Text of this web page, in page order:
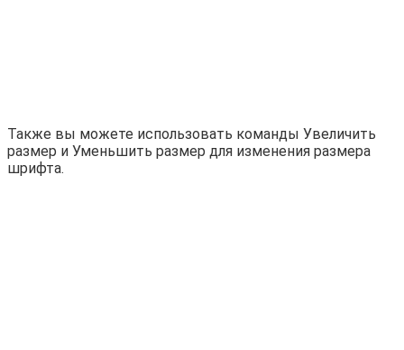
Также вы можете использовать команды Увеличить
размер и Уменьшить размер для изменения размера
шрифта.